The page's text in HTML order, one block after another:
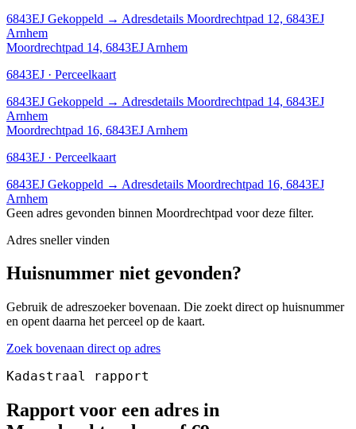
6843EJ Gekoppeld → Adresdetails Moordrechtpad 12, 6843EJ
Arnhem
Moordrechtpad 14, 6843EJ Arnhem
6843EJ · Perceelkaart
6843EJ Gekoppeld → Adresdetails Moordrechtpad 14, 6843EJ
Arnhem
Moordrechtpad 16, 6843EJ Arnhem
6843EJ · Perceelkaart
6843EJ Gekoppeld → Adresdetails Moordrechtpad 16, 6843EJ
Arnhem
Geen adres gevonden binnen Moordrechtpad voor deze filter.
Adres sneller vinden
Huisnummer niet gevonden?
Gebruik de adreszoeker bovenaan. Die zoekt direct op huisnummer
en opent daarna het perceel op de kaart.
Zoek bovenaan direct op adres
Kadastraal rapport
Rapport voor een adres in